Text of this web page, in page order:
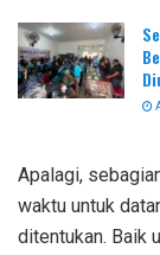
Apalagi,
waktu untuk
ditentukan. Baik